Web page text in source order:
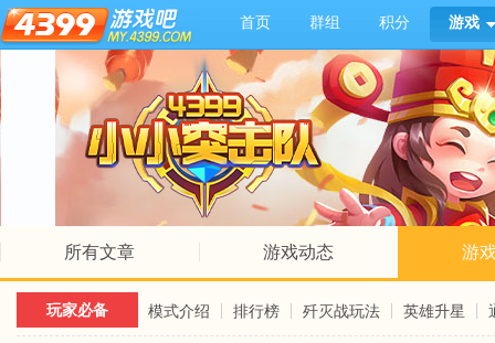
首页 群组 积分 游戏
所有文章 游戏动态 游
玩家必备 模式介绍 排行榜 歼灭战玩法 英雄升星